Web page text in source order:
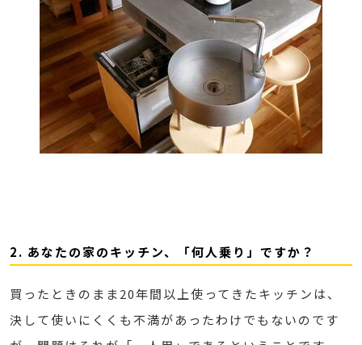
2. あなたの家のキッチン、「何人乗り」ですか？
買ったときのまま20年間以上使ってきたキッチンは、
決して使いにくくも不満があったわけでもないのです